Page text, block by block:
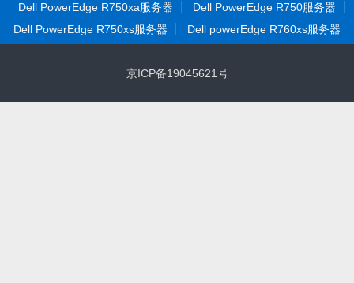
Dell PowerEdge R750xa服务器
Dell PowerEdge R750服务器
Dell PowerEdge R750xs服务器
Dell powerEdge R760xs服务器
京ICP备19045621号